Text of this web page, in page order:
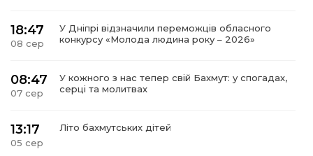
18:47
08 сер
У Дніпрі відзначили переможців обласного
конкурсу «Молода людина року – 2026»
08:47
07 сер
У кожного з нас тепер свій Бахмут: у спогадах,
серці та молитвах
13:17
05 сер
Літо бахмутських дітей